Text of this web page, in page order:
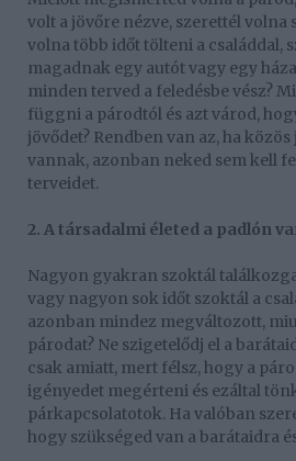
volt a jövőre nézve, szerettél volna
volna több időt tölteni a családdal,
magadnak egy autót vagy egy
minden terved a feledésbe vész?
függni a párodtól és azt várod,
jövődet? Rendben van az, ha
vannak, azonban neked sem kell
terveidet.
2. A társadalmi életed a padlón
Nagyon gyakran szoktál
vagy nagyon sok időt szoktál a
azonban mindez megváltozott,
párodat? Ne szigetelődj el a
csak amiatt, mert félsz, hogy a
igényedet megérteni és ezáltal
párkapcsolatotok. Ha valóban
hogy szükséged van a barátaidra